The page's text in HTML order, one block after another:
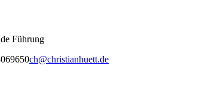
Führung
ch@christianhuett.de